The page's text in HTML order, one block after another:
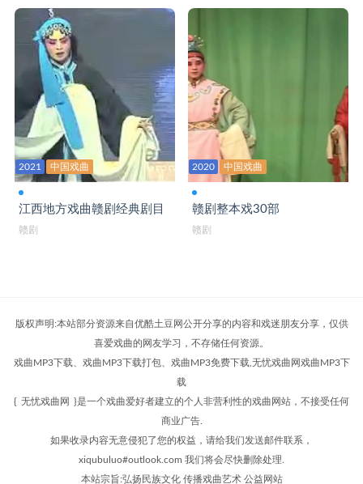
赣剧大全 狸猫换太子
赣剧大全 龙凤呈祥
赣剧大全 龙凤阁
赣剧大全 鸾腰带
赣剧大全 罗帕记
赣剧大全 马前泼水
赣剧大全 马义救主
赣剧大全 哪吒闹海
赣剧大全 尼姑思凡
赣剧大全 秦雪梅吊孝
2021 中国戏曲
江西地方戏曲赣剧经典剧目
赣剧
2020 中国戏曲
赣剧整本戏30部
赣剧
版权声明:本站部分资源来自优酷土豆网公开分享的内容和戏迷朋友分享，仅供
喜爱戏曲的网友学习，不存储任何资源。
戏曲MP3下载、戏曲MP3下载打包、戏曲MP3免费下载,无忧戏曲网戏曲MP3下
载
{ 无忧戏曲网 }是一个戏曲爱好者建立的个人非营利性的戏曲网站，不接受任何
商业广告.
如果收录内容无意侵犯了您的权益，请给我们发送邮件联系，
xiqubuluo#outlook.com 我们将会尽快删除处理.
本站宗旨:弘扬民族文化 传播戏曲艺术 公益网站